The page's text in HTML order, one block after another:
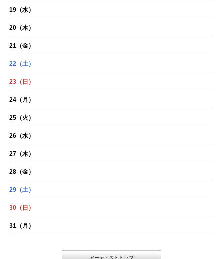
19 （水）
20 （木）
21 （金）
22 （土）
23 （日）
24 （月）
25 （火）
26 （水）
27 （木）
28 （金）
29 （土）
30 （日）
31 （月）
アーティストトップ